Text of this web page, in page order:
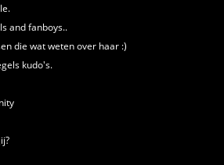
and fanboys..
die wat weten over haar :)
kudo's.